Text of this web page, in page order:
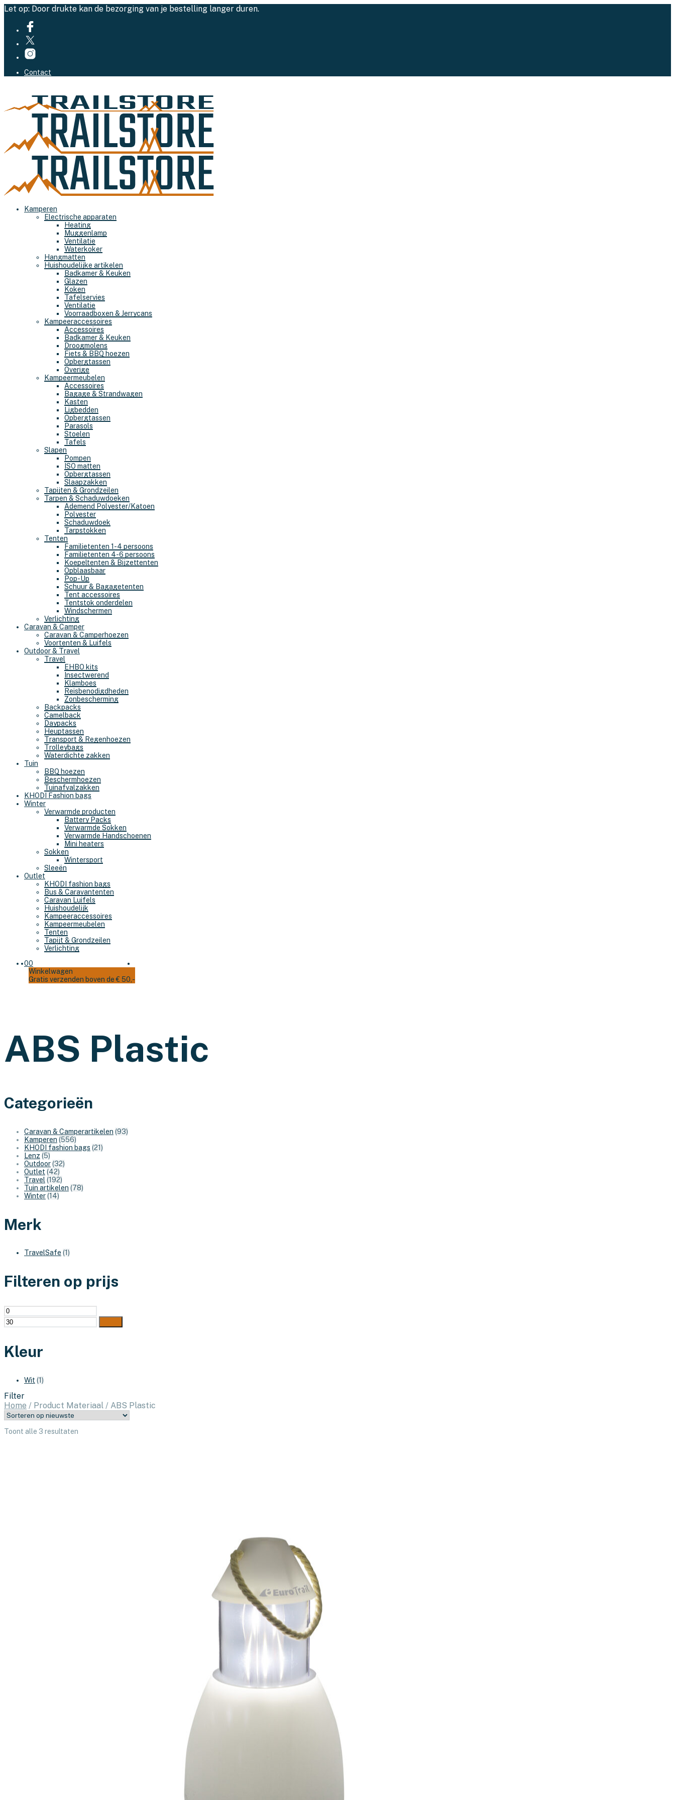
Let op: Door drukte kan de bezorging van je bestelling langer duren.
Contact
Kamperen
Electrische apparaten
Heating
Muggenlamp
Ventilatie
Waterkoker
Hangmatten
Huishoudelijke artikelen
Badkamer & Keuken
Glazen
Koken
Tafelservies
Ventilatie
Voorraadboxen & Jerrycans
Kampeeraccessoires
Accessoires
Badkamer & Keuken
Droogmolens
Fiets & BBQ hoezen
Opbergtassen
Overige
Kampeermeubelen
Accessoires
Bagage & Strandwagen
Kasten
Ligbedden
Opbergtassen
Parasols
Stoelen
Tafels
Slapen
Pompen
ISO matten
Opbergtassen
Slaapzakken
Tapijten & Grondzeilen
Tarpen & Schaduwdoeken
Ademend Polyester/Katoen
Polyester
Schaduwdoek
Tarpstokken
Tenten
Familietenten 1-4 persoons
Familietenten 4-6 persoons
Koepeltenten & Bijzettenten
Opblaasbaar
Pop-Up
Schuur & Bagagetenten
Tent accessoires
Tentstok onderdelen
Windschermen
Verlichting
Caravan & Camper
Caravan & Camperhoezen
Voortenten & Luifels
Outdoor & Travel
Travel
EHBO kits
Insectwerend
Klamboes
Reisbenodigdheden
Zonbescherming
Backpacks
Camelback
Daypacks
Heuptassen
Transport & Regenhoezen
Trolleybags
Waterdichte zakken
Tuin
BBQ hoezen
Beschermhoezen
Tuinafvalzakken
KHODI Fashion bags
Winter
Verwarmde producten
Battery Packs
Verwarmde Sokken
Verwarmde Handschoenen
Mini heaters
Sokken
Wintersport
Sleeën
Outlet
KHODI fashion bags
Bus & Caravantenten
Caravan Luifels
Huishoudelijk
Kampeeraccessoires
Kampeermeubelen
Tenten
Tapijt & Grondzeilen
Verlichting
00
Winkelwagen
Gratis verzenden boven de € 50,-
ABS Plastic
Categorieën
Caravan & Camperartikelen (93)
Kamperen (556)
KHODI fashion bags (21)
Lenz (5)
Outdoor(32)
Outlet (42)
Travel (192)
Tuin artikelen (78)
Winter(14)
Merk
TravelSafe (1)
Filteren op prijs
Min.
prijs
prijs
Kleur
Wit (1)
Filter
Home / Product Materiaal / ABS Plastic
Toont alle 3 resultaten